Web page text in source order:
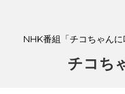
NHK番組「チコちゃん
チコち